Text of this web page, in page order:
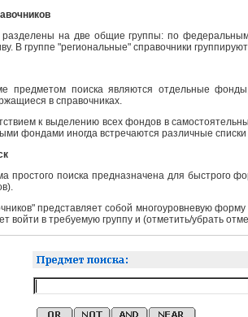
разделены на две общие группы: по
В группе "региональные" справочники
предметом поиска являются отдельные
в справочниках.
к выделению всех фондов в
фондами иногда встречаются различные
простого поиска предназначена для быстрого
представляет собой многоуровневую
войти в требуемую группу и (отметить/убрать